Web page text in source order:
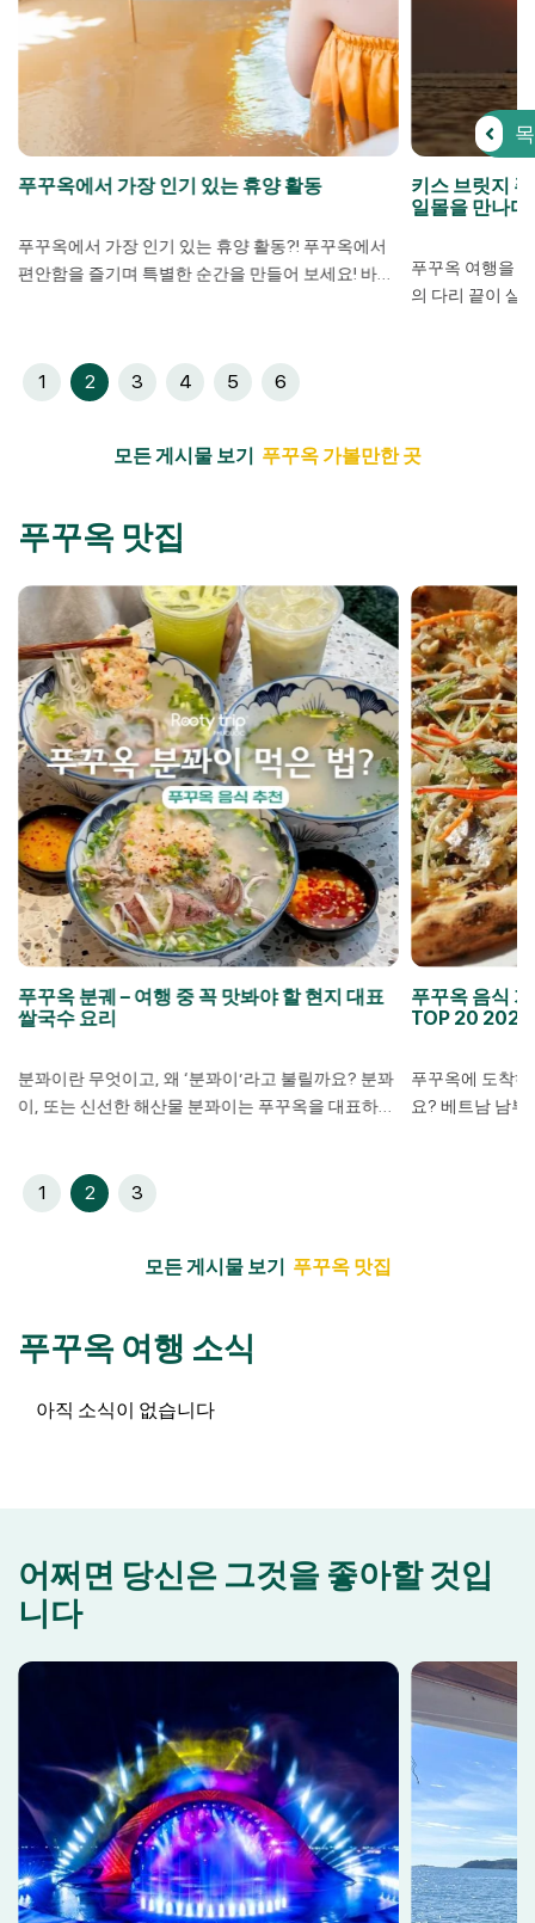
푸꾸옥에서 가장 인기 있는 휴양 활동
푸꾸옥에서 가장 인기 있는 휴양 활동?! 푸꾸옥에서
편안함을 즐기며 특별한 순간을 만들어 보세요! 바쁜
다른 경험을 선사합니다.​ 지금 푸꾸옥 루티트립과 함
키스 브릿지
일몰을 만나다
푸꾸옥 여행을
의 다리 끝이 살
여행이나 신혼
1 2 3 4 5 6
모든 게시물 보기 푸꾸옥 가볼만한 곳
푸꾸옥 맛집
푸꾸옥 분궤 – 여행 중 꼭 맛봐야 할 현지 대표
쌀국수 요리
분꽈이란 무엇이고, 왜 ‘분꽈이’라고 불릴까요? 분꽈
이, 또는 신선한 해산물 분꽈이는 푸꾸옥을 대표하는
‘풀 토핑’ 분꽈이 한 그릇에는 생선 살, 새우어묵, 삶
은 오징어, 청어, 심지어 소고기까지 포함될 수 있습
가게 주인이 쌀국수를 면발을 만들고 끓는 […]
푸꾸옥 음식
TOP 20 2026
푸꾸옥에 도착
요? 베트남 남부
1 2 3
모든 게시물 보기 푸꾸옥 맛집
푸꾸옥 여행 소식
아직 소식이 없습니다
목
어쩌면 당신은 그것을 좋아할 것입
니다